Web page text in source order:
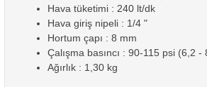
Hava tüketimi : 240 lt/dk
Hava giriş nipeli : 1/4 "
Hortum çapı : 8 mm
Çalışma basıncı : 90-115 psi (6,2 -
Ağırlık : 1,30 kg